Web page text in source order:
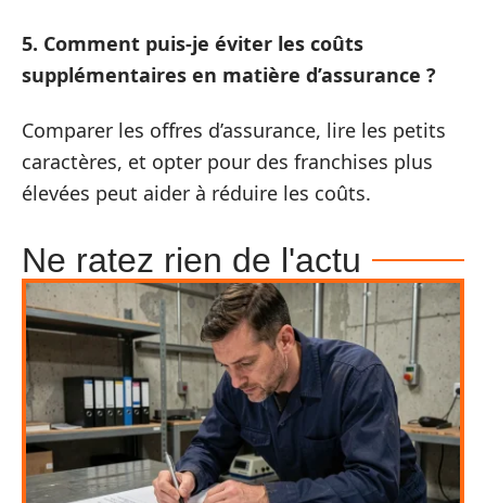
5. Comment puis-je éviter les coûts
supplémentaires en matière d’assurance ?
Comparer les offres d’assurance, lire les petits
caractères, et opter pour des franchises plus
élevées peut aider à réduire les coûts.
Ne ratez rien de l'actu